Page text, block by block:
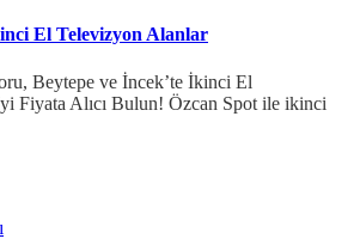
El Televizyon Alanlar
Beytepe ve İncek’te İkinci El
Fiyata Alıcı Bulun! Özcan Spot ile ikinci